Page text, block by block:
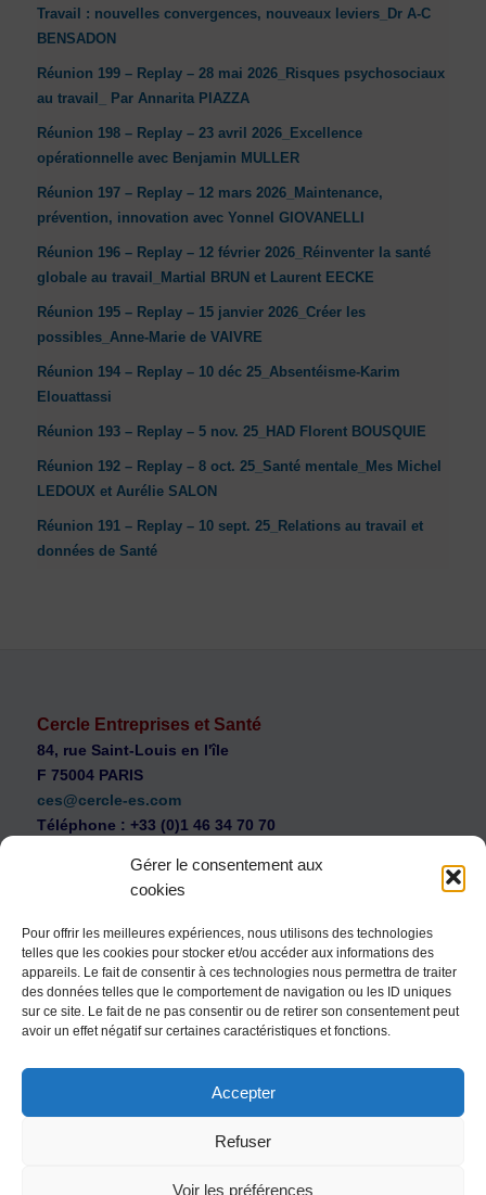
Gérer le consentement aux
cookies
Pour offrir les meilleures expériences, nous utilisons des technologies
telles que les cookies pour stocker et/ou accéder aux informations des
appareils. Le fait de consentir à ces technologies nous permettra de traiter
des données telles que le comportement de navigation ou les ID uniques
sur ce site. Le fait de ne pas consentir ou de retirer son consentement peut
avoir un effet négatif sur certaines caractéristiques et fonctions.
Accepter
Refuser
Voir les préférences
Travail : nouvelles convergences, nouveaux leviers_Dr A-C
BENSADON
Réunion 199 – Replay – 28 mai 2026_Risques psychosociaux
au travail_ Par Annarita PIAZZA
Réunion 198 – Replay – 23 avril 2026_Excellence
opérationnelle avec Benjamin MULLER
Réunion 197 – Replay – 12 mars 2026_Maintenance,
prévention, innovation avec Yonnel GIOVANELLI
Réunion 196 – Replay – 12 février 2026_Réinventer la santé
globale au travail_Martial BRUN et Laurent EECKE
Réunion 195 – Replay – 15 janvier 2026_Créer les
possibles_Anne-Marie de VAIVRE
Réunion 194 – Replay – 10 déc 25_Absentéisme-Karim
Elouattassi
Réunion 193 – Replay – 5 nov. 25_HAD Florent BOUSQUIE
Réunion 192 – Replay – 8 oct. 25_Santé mentale_Mes Michel
LEDOUX et Aurélie SALON
Réunion 191 – Replay – 10 sept. 25_Relations au travail et
données de Santé
Cercle Entreprises et Santé
84, rue Saint-Louis en l'île
F 75004 PARIS
ces@cercle-es.com
Téléphone : +33 (0)1 46 34 70 70
WEB Cercle – archives vidéos
Souscription au Cercle Entreprises et Santé
Nous contacter
Politique de confidentialité